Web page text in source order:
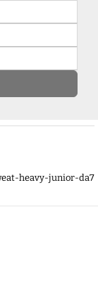
heavy-junior-da7